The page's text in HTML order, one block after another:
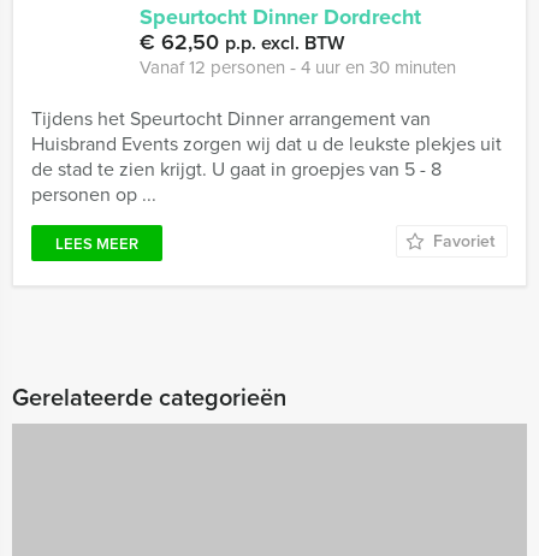
Speurtocht Dinner Dordrecht
€ 62,50 p.p. excl. BTW
Vanaf 12 personen ‐ 4 uur en 30 minuten
Tijdens het Speurtocht Dinner arrangement van
Huisbrand Events zorgen wij dat u de leukste plekjes uit
de stad te zien krijgt. U gaat in groepjes van 5 - 8
personen op ...
LEES MEER Favoriet
Gerelateerde categorieën